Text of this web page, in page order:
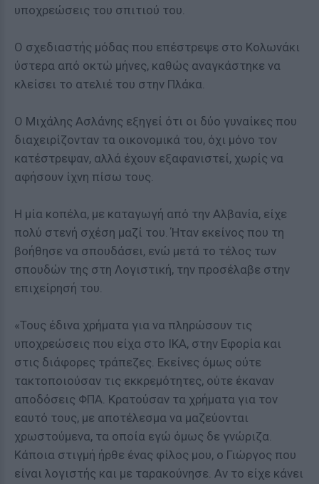
υποχρεώσεις του σπιτιού του.
Ο σχεδιαστής μόδας που επέστρεψε στο Κολωνάκι
ύστερα από οκτώ μήνες, καθώς αναγκάστηκε να
κλείσει το ατελιέ του στην Πλάκα.
Ο Μιχάλης Ασλάνης εξηγεί ότι οι δύο γυναίκες που
διαχειρίζονταν τα οικονομικά του, όχι μόνο τον
κατέστρεψαν, αλλά έχουν εξαφανιστεί, χωρίς να
αφήσουν ίχνη πίσω τους.
Η μία κοπέλα, με καταγωγή από την Αλβανία, είχε
πολύ στενή σχέση μαζί του. Ήταν εκείνος που τη
βοήθησε να σπουδάσει, ενώ μετά το τέλος των
σπουδών της στη Λογιστική, την προσέλαβε στην
επιχείρησή του.
«Τους έδινα χρήματα για να πληρώσουν τις
υποχρεώσεις που είχα στο ΙΚΑ, στην Εφορία και
στις διάφορες τράπεζες. Εκείνες όμως ούτε
τακτοποιούσαν τις εκκρεμότητες, ούτε έκαναν
αποδόσεις ΦΠΑ. Κρατούσαν τα χρήματα για τον
εαυτό τους, με αποτέλεσμα να μαζεύονται
χρωστούμενα, τα οποία εγώ όμως δε γνώριζα.
Κάποια στιγμή ήρθε ένας φίλος μου, ο Γιώργος που
είναι λογιστής και με ταρακούνησε. Αν το είχε κάνει